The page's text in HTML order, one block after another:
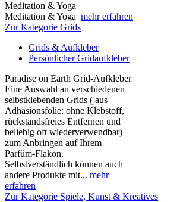
Meditation & Yoga
Meditation & Yoga mehr erfahren
Zur Kategorie Grids
Grids & Aufkleber
Persönlicher Gridaufkleber
Paradise on Earth Grid-Aufkleber
Eine Auswahl an verschiedenen
selbstklebenden Grids ( aus
Adhäsionsfolie: ohne Klebstoff,
rückstandsfreies Entfernen und
beliebig oft wiederverwendbar)
zum Anbringen auf Ihrem
Parfüm-Flakon.
Selbstverständlich können auch
andere Produkte mit... mehr
erfahren
Zur Kategorie Spiele, Kunst & Kreatives